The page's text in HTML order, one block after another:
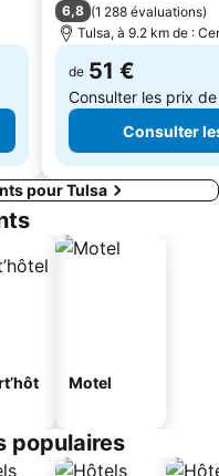
6,8 (1 288 évaluations)
Tulsa, à 9.2 km de :
de 51 €
Consulter les prix
Consulter
pour Tulsa
Motel
populaires